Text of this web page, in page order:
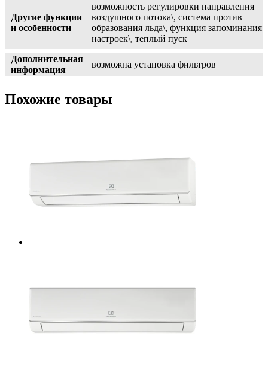
Другие функции
и особенности
возможность регулировки направления
воздушного потока\, система против
образования льда\, функция запоминания
настроек\, теплый пуск
Дополнительная
информация
возможна установка фильтров
Похожие товары